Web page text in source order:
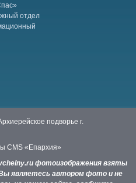
отдел
подворье г.
CMS «Епархия»
фотоизображения взяты
являетесь автором фото и не